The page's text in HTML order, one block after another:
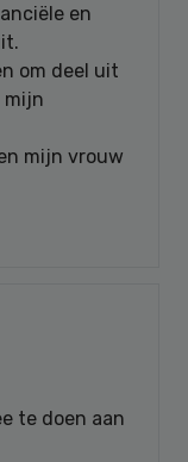
en
om deel uit
mijn
mijn vrouw
te doen aan